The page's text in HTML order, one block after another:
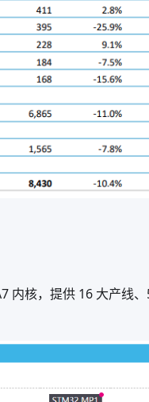
内核，提供 16 大产线、